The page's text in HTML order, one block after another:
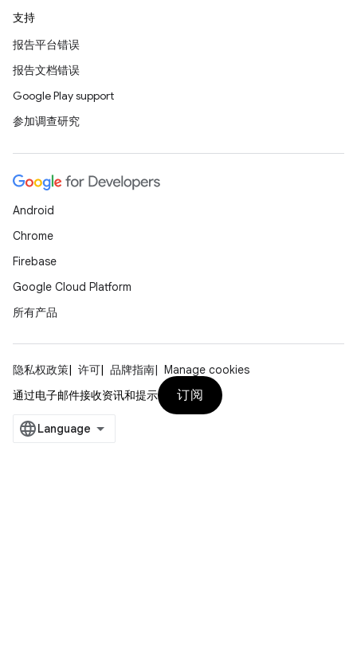
支持
报告平台错误
报告文档错误
Google Play support
参加调查研究
Android
Chrome
Firebase
Google Cloud Platform
所有产品
隐私权政策 许可 品牌指南
Manage cookies
通过电子邮件接收资讯和提示
订阅